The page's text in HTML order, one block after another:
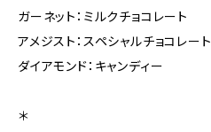
ガーネット：ミルクチョコレート
アメジスト：スペシャルチョコレート
ダイアモンド：キャンディー
＊